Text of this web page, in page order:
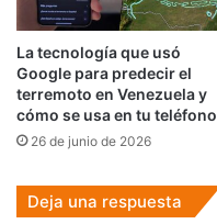
La tecnología que usó
Google para predecir el
terremoto en Venezuela y
cómo se usa en tu teléfono
26 de junio de 2026
Deja una respuesta